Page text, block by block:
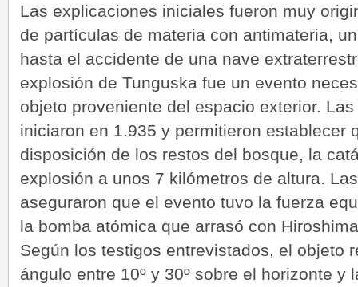
Las explicaciones iniciales fueron muy
de partículas de materia con antimateria,
hasta el accidente de una nave
explosión de Tunguska fue un evento
objeto proveniente del espacio exterior.
iniciaron en 1.935 y permitieron establecer
disposición de los restos del bosque, la
explosión a unos 7 kilómetros de altura.
aseguraron que el evento tuvo la fuerza
la bomba atómica que arrasó con
Según los testigos entrevistados, el objeto
ángulo entre 10º y 30º sobre el horizonte y